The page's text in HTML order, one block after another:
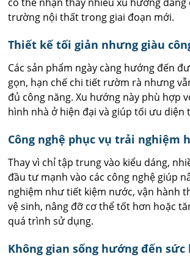
trường nội thất trong giai đoạn mới.
Thiết kế tối giản nhưng giàu
Các sản phẩm ngày càng hướng đến
gọn, hạn chế chi tiết rườm rà nhưng
đủ công năng. Xu hướng này phù hợp
hình nhà ở hiện đại và giúp tối ưu diện
Công nghệ phục vụ trải nghiệm
Thay vì chỉ tập trung vào kiểu dáng,
đầu tư mạnh vào các công nghệ giúp
nghiệm như tiết kiệm nước, vận hành
vệ sinh, nâng đỡ cơ thể tốt hơn hoặc
quá trình sử dụng.
Không gian sống hướng đến sức